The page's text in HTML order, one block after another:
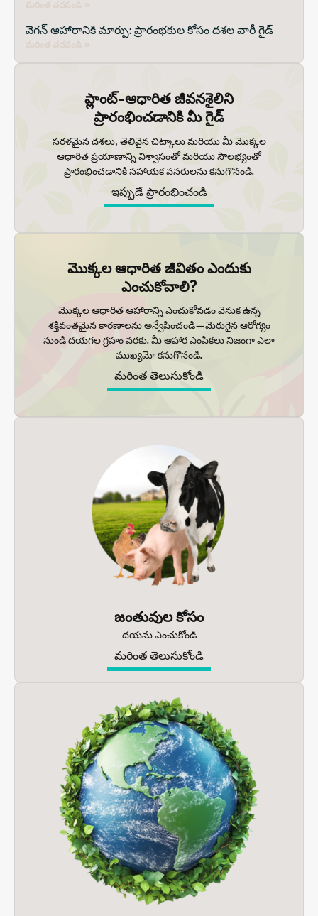
వెగన్ ఆహారానికి మార్పు: ప్రారంభకుల కోసం దశల వారీ గైడ్
ప్లాంట్-ఆధారిత జీవనశైలిని
ప్రారంభించడానికి మీ గైడ్
సరళమైన దశలు, తెలివైన చిట్కాలు మరియు మీ మొక్కల
ఆధారిత ప్రయాణాన్ని విశ్వాసంతో మరియు సౌలభ్యంతో
ప్రారంభించడానికి సహాయక వనరులను కనుగొనండి.
ఇప్పుడే ప్రారంభించండి
మొక్కల ఆధారిత జీవితం ఎందుకు
ఎంచుకోవాలి?
మొక్కల ఆధారిత ఆహారాన్ని ఎంచుకోవడం వెనుక ఉన్న
శక్తివంతమైన కారణాలను అన్వేషించండి—మెరుగైన ఆరోగ్యం
నుండి దయగల గ్రహం వరకు. మీ ఆహార ఎంపికలు నిజంగా ఎలా
ముఖ్యమో కనుగొనండి.
మరింత తెలుసుకోండి
జంతువుల కోసం
దయను ఎంచుకోండి
మరింత తెలుసుకోండి